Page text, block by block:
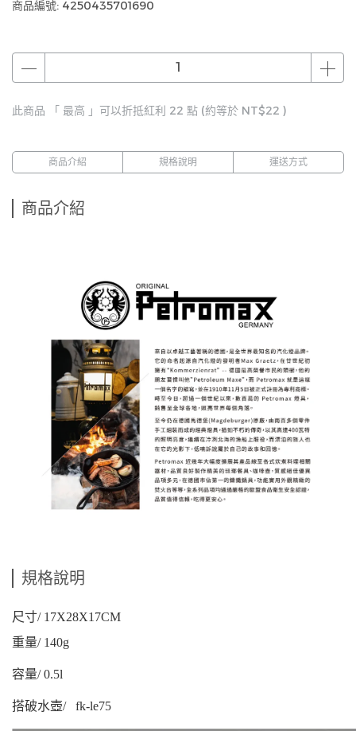
商品編號: 4250435701690
此商品 「 最高 」可以折抵紅利 22 點 (約等於 NT$22 )
商品介紹 規格說明 運送方式
商品介紹
規格說明
尺寸/ 17X28X17CM
重量/ 140g
容量/ 0.5l
搭破水壺/ fk-le75